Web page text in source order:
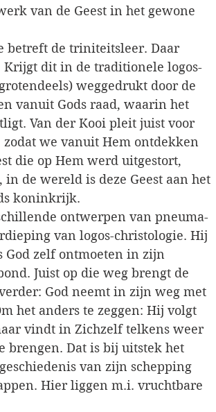
van de Geest in het gewone
betreft de triniteitsleer. Daar
Krijgt dit in de traditionele logos-
weggedrukt door de
vanuit Gods raad, waarin het
Van der Kooi pleit juist voor
we vanuit Hem ontdekken
die op Hem werd uitgestort,
de wereld is deze Geest aan het
koninkrijk.
ontwerpen van pneuma-
van logos-christologie. Hij
God zelf ontmoeten in zijn
Juist op die weg brengt de
God neemt in zijn weg met
het anders te zeggen: Hij volgt
vindt in Zichzelf telkens weer
brengen. Dat is bij uitstek het
van zijn schepping
Hier liggen m.i. vruchtbare